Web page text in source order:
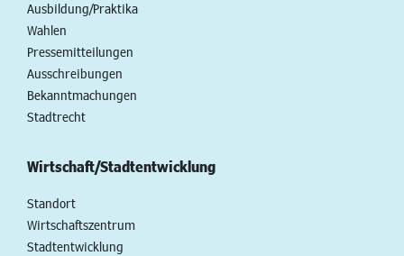
Ausbildung/Praktika
Wahlen
Pressemitteilungen
Ausschreibungen
Bekanntmachungen
Stadtrecht
Wirtschaft/Stadtentwicklung
Standort
Wirtschaftszentrum
Stadtentwicklung